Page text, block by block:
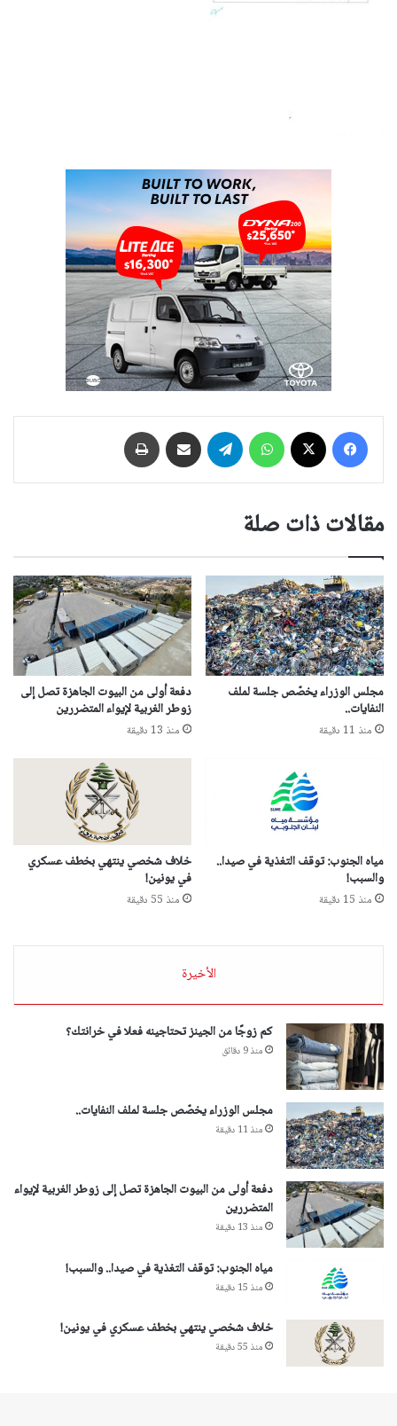
فيسبوك واتساب تيلقرام مشاركة عبر البريد
مقالات ذات صلة
مجلس الوزراء يخصّص جلسة لملف
النفايات..
منذ 11 دقيقة
دفعة أولى من البيوت الجاهزة تصل إلى
زوطر الغربية لإيواء المتضررين
منذ 13 دقيقة
مياه الجنوب: توقف التغذية في صيدا..
والسبب!
منذ 15 دقيقة
خلاف شخصي ينتهي بخطف عسكري
في يونين!
منذ 55 دقيقة
الأخيرة
كم زوجًا من الجينز تحتاجينه فعلا في خرانتك؟
منذ 9 دقائق
مجلس الوزراء يخصّص جلسة لملف النفايات..
منذ 11 دقيقة
دفعة أولى من البيوت الجاهزة تصل إلى زوطر الغربية لإيواء
المتضررين
منذ 13 دقيقة
مياه الجنوب: توقف التغذية في صيدا.. والسبب!
منذ 15 دقيقة
خلاف شخصي ينتهي بخطف عسكري في يونين!
منذ 55 دقيقة